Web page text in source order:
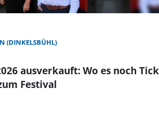
(DINKELSBÜHL)
ausverkauft: Wo es noch
Festival